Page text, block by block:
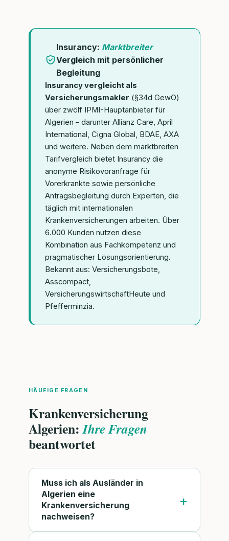
Insurancy: Marktbreiter
Vergleich mit persönlicher
Begleitung
Insurancy vergleicht als
Versicherungsmakler (§34d GewO)
über zwölf IPMI-Hauptanbieter für
Algerien – darunter Allianz Care, April
International, Cigna Global, BDAE, AXA
und weitere. Neben dem marktbreiten
Tarifvergleich bietet Insurancy die
anonyme Risikovoranfrage für
Vorerkrankte sowie persönliche
Antragsbegleitung durch Experten, die
täglich mit internationalen
Krankenversicherungen arbeiten. Über
6.000 Kunden nutzen diese
Kombination aus Fachkompetenz und
pragmatischer Lösungsorientierung.
Bekannt aus: Versicherungsbote,
Asscompact,
VersicherungswirtschaftHeute und
Pfefferminzia.
HÄUFIGE FRAGEN
Krankenversicherung
Algerien:Ihre Fragen
beantwortet
Muss ich als Ausländer in
Algerien eine
Krankenversicherung
nachweisen?